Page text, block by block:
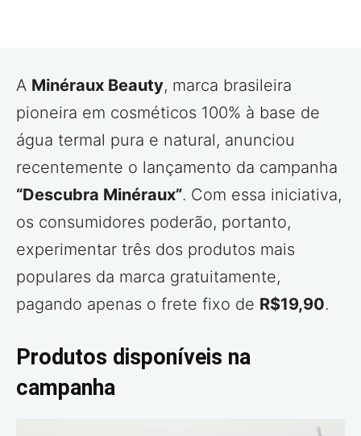
A Minéraux Beauty, marca brasileira
pioneira em cosméticos 100% à base de
água termal pura e natural, anunciou
recentemente o lançamento da campanha
“Descubra Minéraux”. Com essa iniciativa,
os consumidores poderão, portanto,
experimentar três dos produtos mais
populares da marca gratuitamente,
pagando apenas o frete fixo de R$19,90.
Produtos disponíveis na
campanha